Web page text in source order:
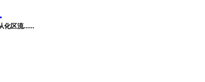
化区流......